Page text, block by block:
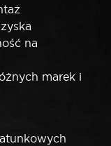
na
marek i